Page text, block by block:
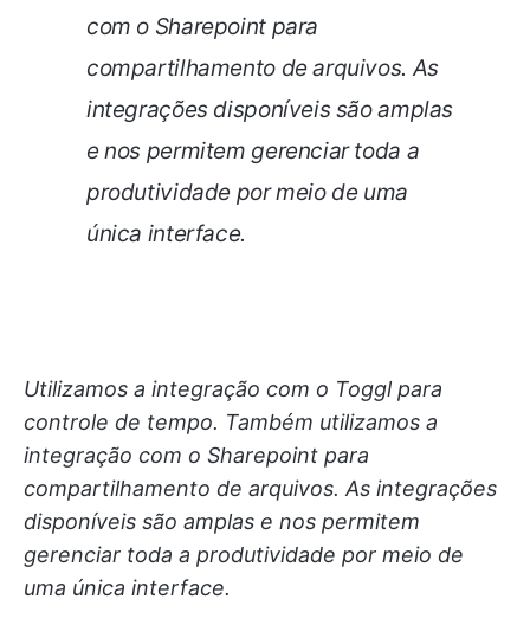
com o Sharepoint para
compartilhamento de arquivos. As
integrações disponíveis são amplas
e nos permitem gerenciar toda a
produtividade por meio de uma
única interface.
Utilizamos a integração com o Toggl para
controle de tempo. Também utilizamos a
integração com o Sharepoint para
compartilhamento de arquivos. As integrações
disponíveis são amplas e nos permitem
gerenciar toda a produtividade por meio de
uma única interface.